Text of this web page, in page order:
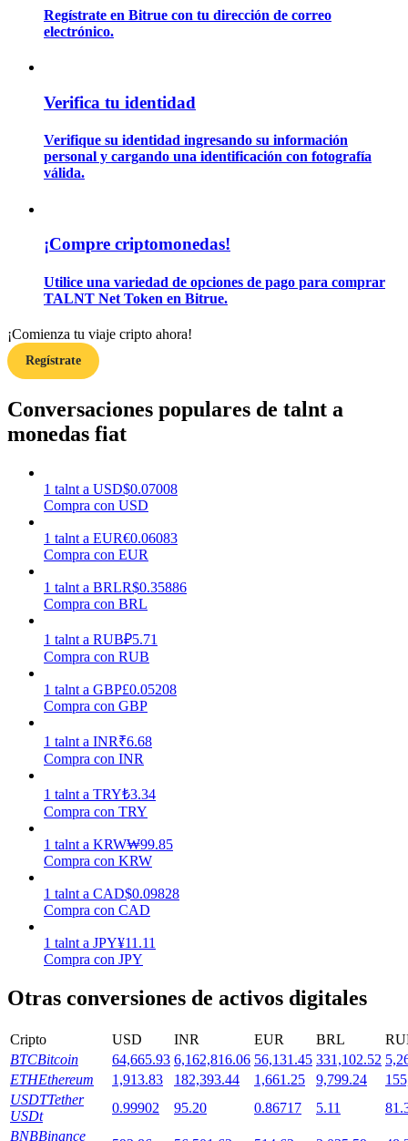
Earn
Power Piggy
Gana recompensas competitivas diariamente
Alta rentabilidad y acceso instantáneo
Launchpool
Regístrate en Bitrue con tu dirección de correo
electrónico.
Verifica tu identidad
Verifique su identidad ingresando su información
personal y cargando una identificación con fotografía
válida.
¡Compre criptomonedas!
Utilice una variedad de opciones de pago para comprar
TALNT Net Token en Bitrue.
¡Comienza tu viaje cripto ahora!
Regístrate
Conversaciones populares de talnt a
monedas fiat
1 talnt a USD$0.07008
Compra con USD
1 talnt a EUR€0.06083
Compra con EUR
1 talnt a BRLR$0.35886
Compra con BRL
1 talnt a RUB₽5.71
Compra con RUB
1 talnt a GBP£0.05208
Compra con GBP
1 talnt a INR₹6.68
Compra con INR
1 talnt a TRY₺3.34
Compra con TRY
1 talnt a KRW₩99.85
Compra con KRW
1 talnt a CAD$0.09828
Compra con CAD
1 talnt a JPY¥11.11
Compra con JPY
Otras conversiones de activos digitales
Cripto USD INR EUR BRL
BTCBitcoin 64,665.93 6,162,816.06 56,131.45 331,102.52
ETHEthereum 1,913.83 182,393.44 1,661.25 9,799.24
USDTTether
USDt
0.99902 95.20 0.86717 5.11
BNBBinance